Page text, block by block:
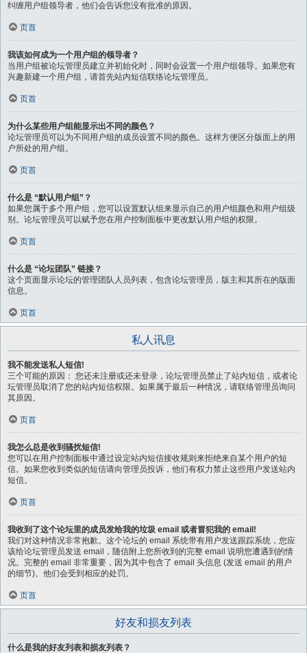
纠缠用户组领导者，他们会告诉您没有批准的原因。
页首
我该如何成为一个用户组的领导者？
当用户组被论坛管理员建立并初始化时，同时会设置一个用户组领导。如果您有
兴趣新建一个用户组，请首先站内短信联络论坛管理员。
页首
为什么某些用户组能显示出不同的颜色？
论坛管理员可以为不同用户组的成员设置不同的颜色。这样方便区分版面上的用
户所处的用户组。
页首
什么是 “默认用户组”？
如果您属于多个用户组，您可以设置默认组来显示自己的用户组颜色和用户组级
别。论坛管理员可以赋予您在用户控制面板中更改默认用户组的权限。
页首
什么是 “论坛团队” 链接？
这个页面显示论坛的管理团队人员列表，包含论坛管理员，版主和其所在的版面
信息。
页首
私人讯息
我不能发送私人短信!
三个可能的原因： 您还未注册或还未登录，论坛管理员禁止了站内短信，或者论
坛管理员取消了您的站内短信权限。如果属于最后一种情况，请联络管理员询问
其原因。
页首
我怎么总是收到骚扰短信!
您可以在用户控制面板中通过设定站内短信接收规则来拒绝来自某个用户的短
信。如果您收到类似的短信请向管理员投诉，他们有权力禁止这些用户发送站内
短信。
页首
我收到了这个论坛里的成员发给我的垃圾 email 或者冒犯我的 email!
我们对这种情况非常抱歉。这个论坛的 email 系统带有用户发送跟踪系统，您应
该给论坛管理员发送 email，随信附上您所收到的完整 email 说明您遭遇到的情
况。完整的 email 非常重要，因为其中包含了 email 头信息 (发送 email 的用户
的细节)。他们会受到相应的处罚。
页首
好友和损友列表
什么是我的好友列表和损友列表？